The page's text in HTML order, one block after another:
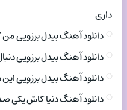
داری
دانلود آهنگ بیدل برزویی
دانلود آهنگ بیدل برزویی
دانلود آهنگ بیدل برزویی
دانلود آهنگ دنیا کاش